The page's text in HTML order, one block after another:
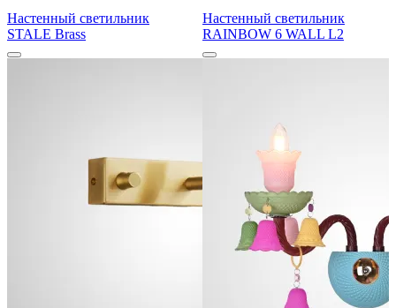
Настенный светильник
STALE Brass
Настенный светильник
RAINBOW 6 WALL L2